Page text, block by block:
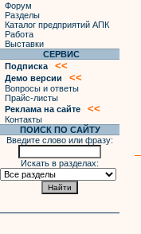
Форум
Разделы
Каталог предприятий АПК
Работа
Выставки
СЕРВИС
Подписка
<<
Демо версии <<
Вопросы и ответы
Прайс-листы
Реклама на сайте
<<
Контакты
ПОИСК ПО САЙТУ
Введите слово или фразу:
Искать в разделах: